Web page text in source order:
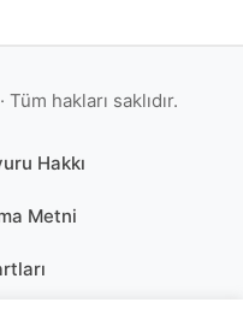
Tüm hakları saklıdır.
Hakkı
Metni